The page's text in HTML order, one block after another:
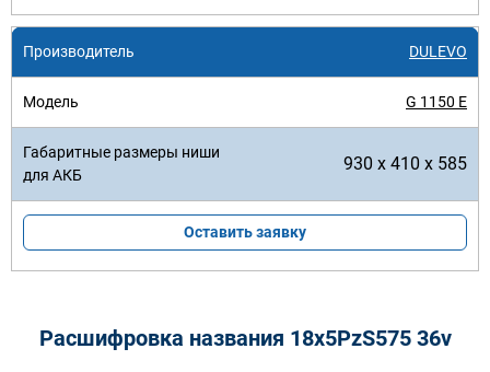
DULEVO
G 1150 E
930 x 410 x 585
Оставить заявку
Расшифровка названия 18х5PzS575 36v